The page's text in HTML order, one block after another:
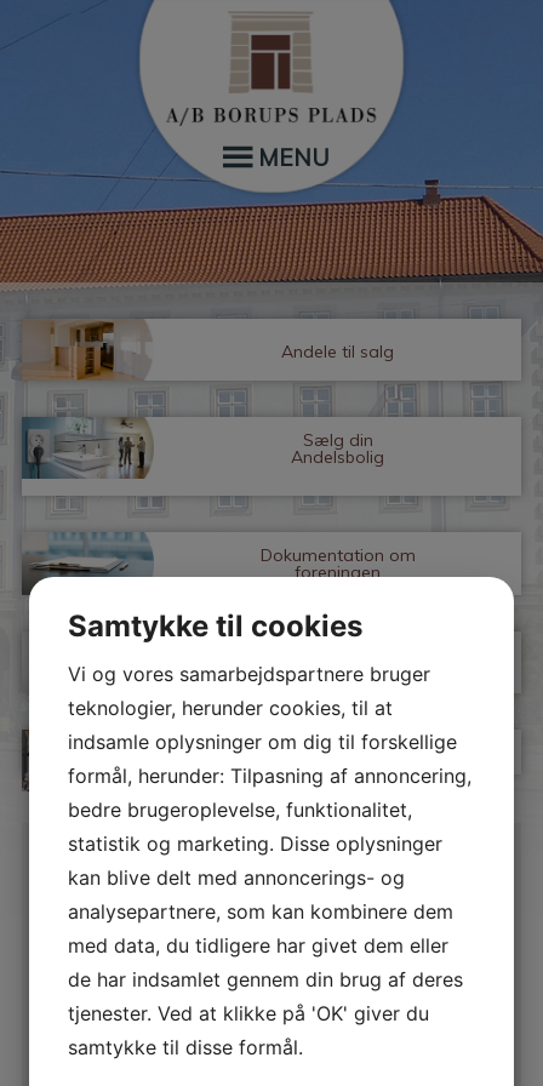
MENU
Andele til salg
Sælg din
Andelsbolig
Dokumentation om
foreningen
Vindues- og facadeprojekt
Beboerlokalet
Nyheder
Charmerende, lys høj stuelejlighed med
udkig til grøn gårdhave og delevenlig.
17. juli 2026
Lejligheden er en dejlig, hyggelig høj stuelejlighed, hvor
man slipper for trapperne, men samtidig er helt ugeneret,
Samtykke til cookies
Vi og vores samarbejdspartnere bruger
teknologier, herunder cookies, til at
indsamle oplysninger om dig til forskellige
formål, herunder: Tilpasning af annoncering,
bedre brugeroplevelse, funktionalitet,
statistik og marketing. Disse oplysninger
kan blive delt med annoncerings- og
analysepartnere, som kan kombinere dem
med data, du tidligere har givet dem eller
de har indsamlet gennem din brug af deres
tjenester. Ved at klikke på 'OK' giver du
samtykke til disse formål.